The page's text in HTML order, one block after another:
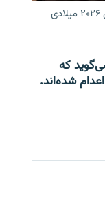
سازمان حقوق بشر ایران در هفت ماه نخست سال ۲۰۲۶ میلادی
که